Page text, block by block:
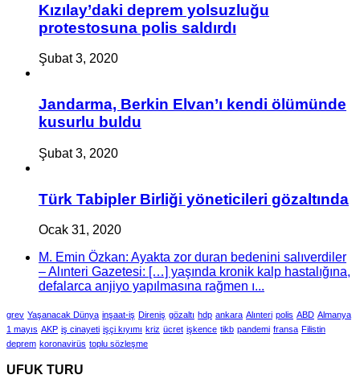
Kızılay’daki deprem yolsuzluğu
protestosuna polis saldırdı
Şubat 3, 2020
Jandarma, Berkin Elvan’ı kendi ölümünde
kusurlu buldu
Şubat 3, 2020
Türk Tabipler Birliği yöneticileri gözaltında
Ocak 31, 2020
M. Emin Özkan: Ayakta zor duran bedenini salıverdiler
– Alınteri Gazetesi: […] yaşında kronik kalp hastalığına,
defalarca anjiyo yapılmasına rağmen ı...
grev Yaşanacak Dünya inşaat-iş Direniş gözaltı hdp ankara Alınteri polis ABD Almanya
1 mayıs AKP iş cinayeti işçi kıyımı kriz ücret işkence tikb pandemi fransa Filistin
deprem koronavirüs toplu sözleşme
UFUK TURU